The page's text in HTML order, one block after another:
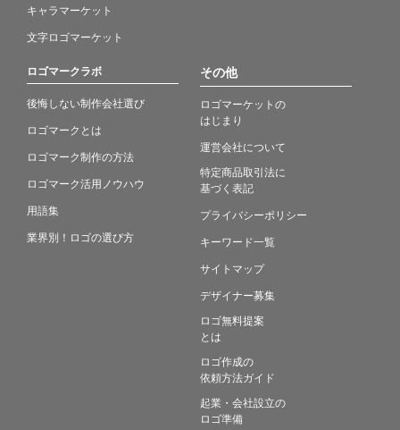
キャラマーケット
文字ロゴマーケット
ロゴマークラボ
後悔しない制作会社選び
ロゴマークとは
ロゴマーク制作の方法
ロゴマーク活用ノウハウ
用語集
業界別！ロゴの選び方
その他
ロゴマーケットの
はじまり
運営会社について
特定商品取引法に
基づく表記
プライバシーポリシー
キーワード一覧
サイトマップ
デザイナー募集
ロゴ無料提案
とは
ロゴ作成の
依頼方法ガイド
起業・会社設立の
ロゴ準備